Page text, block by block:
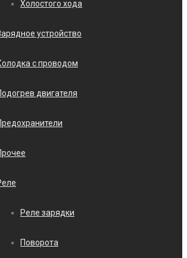
Холостого хода
устройство
с проводом
двигателя
Реле зарядки
Поворота